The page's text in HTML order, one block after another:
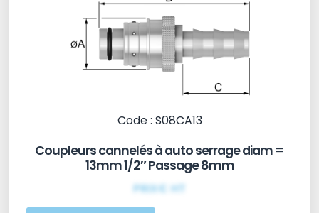
Code : S08CA13
Coupleurs cannelés à auto serrage diam =
13mm 1/2″ Passage 8mm
PRIX€ HT